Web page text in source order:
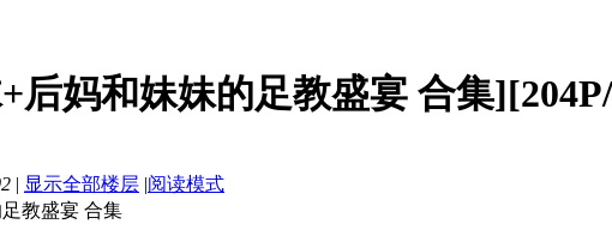
后妈和妹妹的足教盛宴 合集
| 显示全部楼层 |阅读模式
教盛宴 合集